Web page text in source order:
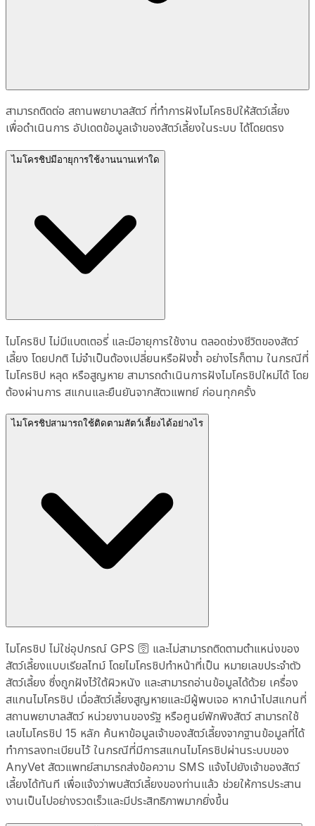
สามารถติดต่อ สถานพยาบาลสัตว์ ที่ทำการฝังไมโครชิปให้สัตว์เลี้ยง
เพื่อดำเนินการ อัปเดตข้อมูลเจ้าของสัตว์เลี้ยงในระบบ ได้โดยตรง
ไมโครชิปมีอายุการใช้งานนานเท่าใด
ไมโครชิป ไม่มีแบตเตอรี่ และมีอายุการใช้งาน ตลอดช่วงชีวิตของสัตว์
เลี้ยง โดยปกติ ไม่จำเป็นต้องเปลี่ยนหรือฝังซ้ำ อย่างไรก็ตาม ในกรณีที่
ไมโครชิป หลุด หรือสูญหาย สามารถดำเนินการฝังไมโครชิปใหม่ได้ โดย
ต้องผ่านการ สแกนและยืนยันจากสัตวแพทย์ ก่อนทุกครั้ง
ไมโครชิปสามารถใช้ติดตามสัตว์เลี้ยงได้อย่างไร
ไมโครชิป ไม่ใช่อุปกรณ์ GPS 🛜 และไม่สามารถติดตามตำแหน่งของ
สัตว์เลี้ยงแบบเรียลไทม์ โดยไมโครชิปทำหน้าที่เป็น หมายเลขประจำตัว
สัตว์เลี้ยง ซึ่งถูกฝังไว้ใต้ผิวหนัง และสามารถอ่านข้อมูลได้ด้วย เครื่อง
สแกนไมโครชิป เมื่อสัตว์เลี้ยงสูญหายและมีผู้พบเจอ หากนำไปสแกนที่
สถานพยาบาลสัตว์ หน่วยงานของรัฐ หรือศูนย์พักพิงสัตว์ สามารถใช้
เลขไมโครชิป 15 หลัก ค้นหาข้อมูลเจ้าของสัตว์เลี้ยงจากฐานข้อมูลที่ได้
ทำการลงทะเบียนไว้ ในกรณีที่มีการสแกนไมโครชิปผ่านระบบของ
AnyVet สัตวแพทย์สามารถส่งข้อความ SMS แจ้งไปยังเจ้าของสัตว์
เลี้ยงได้ทันที เพื่อแจ้งว่าพบสัตว์เลี้ยงของท่านแล้ว ช่วยให้การประสาน
งานเป็นไปอย่างรวดเร็วและมีประสิทธิภาพมากยิ่งขึ้น